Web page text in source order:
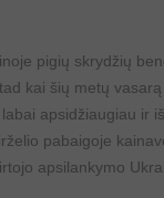
pigių skrydžių
kai šių metų
apsidžiaugiau ir
pabaigoje
apsilankymo